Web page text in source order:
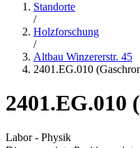
Standorte
/
Holzforschung
/
Altbau Winzererstr. 45
2401.EG.010
2401.EG.010
Labor - Physik